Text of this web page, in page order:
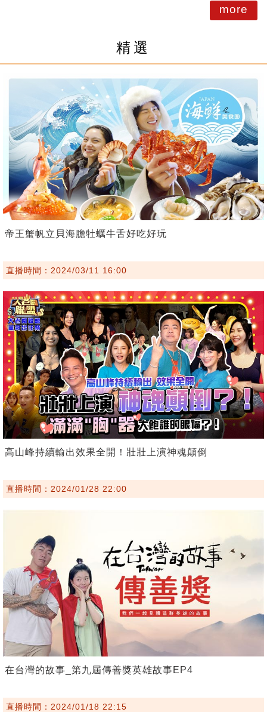
more
精選
帝王蟹帆立貝海膽牡蠣牛舌好吃好玩
直播時間：2024/03/11 16:00
高山峰持續輸出效果全開！壯壯上演神魂顛倒
直播時間：2024/01/28 22:00
在台灣的故事_第九屆傳善獎英雄故事EP4
直播時間：2024/01/18 22:15